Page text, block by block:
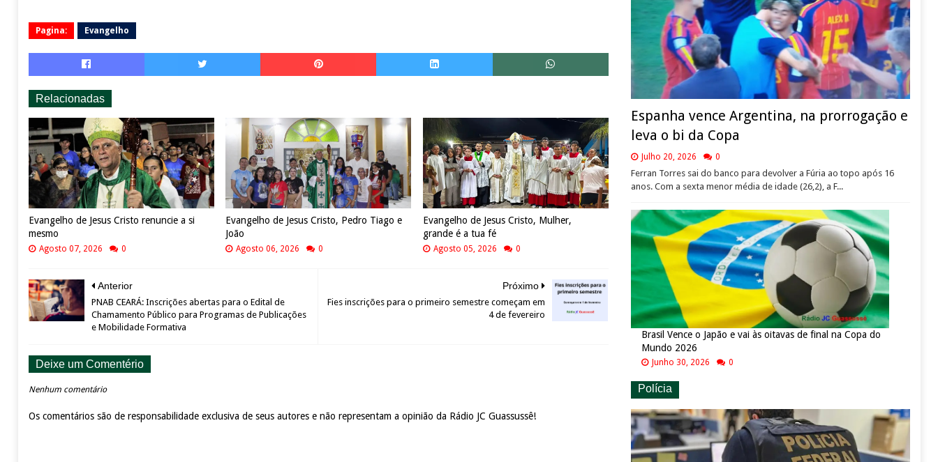
Pagina: Evangelho
Relacionadas
Evangelho de Jesus Cristo renuncie a si
mesmo
Agosto 07, 2026 0
Evangelho de Jesus Cristo, Pedro Tiago e
João
Agosto 06, 2026 0
Evangelho de Jesus Cristo, Mulher,
grande é a tua fé
Agosto 05, 2026 0
Próximo
Fies inscrições para o primeiro semestre começam em
4 de fevereiro
Anterior
PNAB CEARÁ: Inscrições abertas para o Edital de
Chamamento Público para Programas de Publicações
e Mobilidade Formativa
Deixe um Comentério
Nenhum comentário
Os comentários são de responsabilidade exclusiva de seus autores e não representam a opinião da Rádio JC Guassussê!
Espanha vence Argentina, na prorrogação e
leva o bi da Copa
Julho 20, 2026 0
Ferran Torres sai do banco para devolver a Fúria ao topo após 16
anos. Com a sexta menor média de idade (26,2), a F...
Brasil Vence o Japão e vai às oitavas de final na Copa do
Mundo 2026
Junho 30, 2026 0
Polícia